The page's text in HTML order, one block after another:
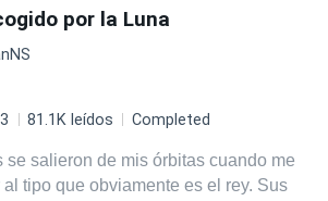
por la Luna
81.1K leídos Completed
se salieron de mis órbitas cuando me
al tipo que obviamente es el rey. Sus